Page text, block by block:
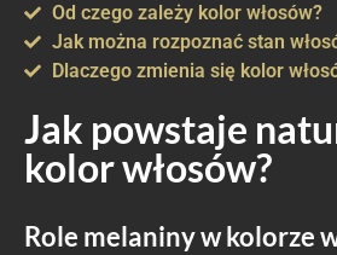
Od czego zależy kolor włosów?
Jak można rozpoznać stan
Dlaczego zmienia się kolor
Jak powstaje
kolor włosów?
Role melaniny w kolorze